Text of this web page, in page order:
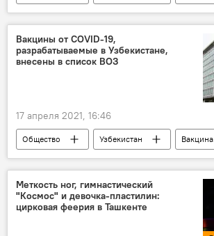
Вакцины от COVID-19,
разрабатываемые в Узбекистане,
внесены в список ВОЗ
17 апреля 2021, 16:46
Общество Узбекистан
Вакцина
производство
Коронавирус COVID-19
Меткость ног, гимнастический
"Космос" и девочка-пластилин:
цирковая феерия в Ташкенте